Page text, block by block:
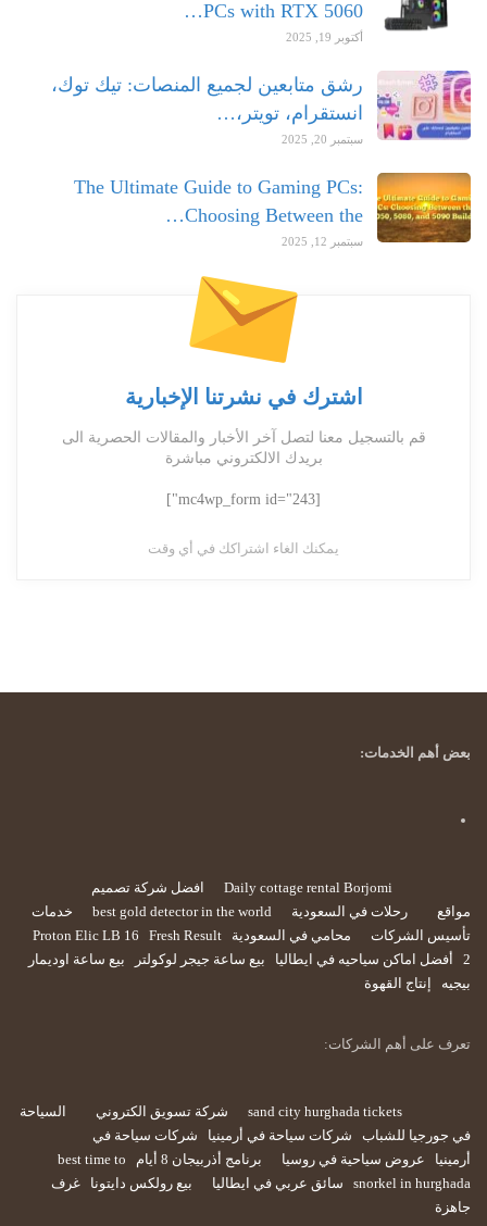
PCs with RTX 5060…
أكتوبر 19, 2025
رشق متابعين لجميع المنصات: تيك توك،
انستقرام، تويتر،…
سبتمبر 20, 2025
The Ultimate Guide to Gaming PCs:
Choosing Between the…
سبتمبر 12, 2025
اشترك في نشرتنا الإخبارية
قم بالتسجيل معنا لتصل آخر الأخبار والمقالات الحصرية الى
بريدك الالكتروني مباشرة
[mc4wp_form id="243"]
يمكنك الغاء اشتراكك في أي وقت
بعض أهم الخدمات:
Daily cottage rental Borjomi
افضل شركة تصميم
مواقع
رحلات في السعودية best gold detector in the world
خدمات
تأسيس الشركات
محامي في السعودية Proton Elic LB 16
Fresh Result
2
أفضل اماكن سياحيه في ايطاليا بيع ساعة جيجر لوكولتر
بيع ساعة اوديمار
بيجيه
إنتاج القهوة
تعرف على أهم الشركات:
sand city hurghada tickets شركة تسويق الكتروني
السياحة
في جورجيا للشباب
شركات سياحة في أرمينيا
شركات سياحة في
أرمينيا
عروض سياحية في روسيا برنامج أذربيجان 8 أيام
best time to
snorkel in hurghada
سائق عربي في ايطاليا بيع رولكس دايتونا
غرف
جاهزة